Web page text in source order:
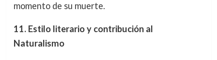
momento de su muerte.
11. Estilo literario y contribución al
Naturalismo